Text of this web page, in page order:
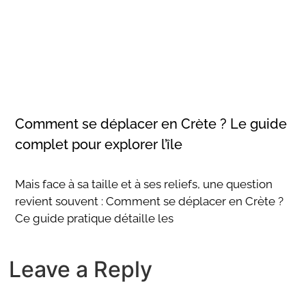
Comment se déplacer en Crète ? Le guide
complet pour explorer l’île
Mais face à sa taille et à ses reliefs, une question
revient souvent : Comment se déplacer en Crète ?
Ce guide pratique détaille les
Leave a Reply